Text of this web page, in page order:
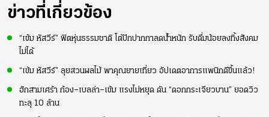
ข่าวที่เกี่ยวข้อง
“เข้ม หัสวีร์” ฟิตหุ่นธรรมชาติ โต้ปักปากกาลดน้ำหนัก รับดื่มน้อยลงทิ้งสังคม
ไม่ได้
“เข้ม หัสวีร์” ลุยสวนผลไม้ พาคุณยายเที่ยว อัปเดตอาการแพนิกดีขึ้นแล้ว!
ฮักสามเศร้า ก้อง–เบลล่า–เข้ม แรงไม่หยุด ดัน “ดอกกระเจียวบาน” ยอดวิว
ทะลุ 10 ล้าน